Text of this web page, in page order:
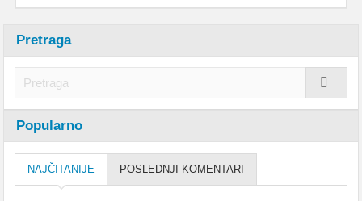
Pretraga
Popularno
NAJČITANIJE POSLEDNJI KOMENTARI